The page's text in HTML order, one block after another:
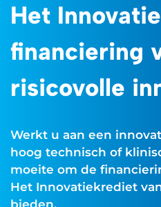
Het
financiering
risicovolle
Werkt u aan een
hoog technisch of
moeite om de
Het Innovatiekrediet
bieden.